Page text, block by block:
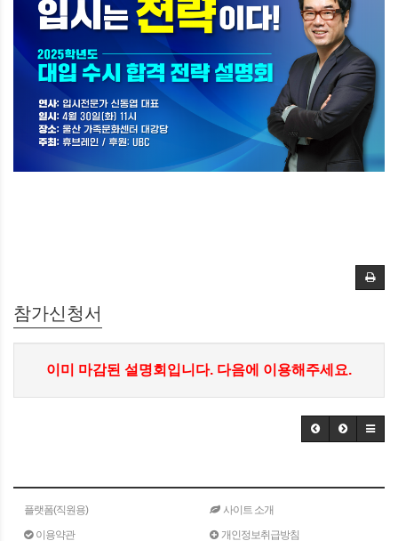
참가신청서
이미 마감된 설명회입니다. 다음에 이용해주세요.
플랫폼(직원용)
사이트 소개
이용약관
개인정보취급방침